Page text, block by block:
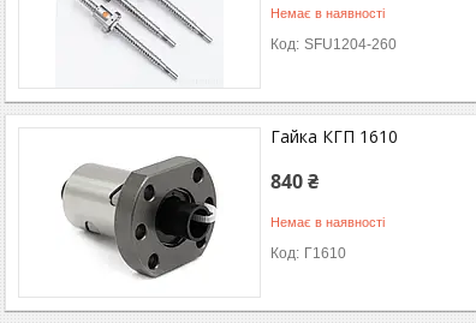
Немає в наявності
SFU1204-260
Гайка КГП 1610
840 ₴
Немає в наявності
Г1610